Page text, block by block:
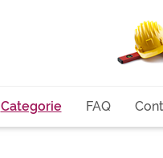
Categorie FAQ